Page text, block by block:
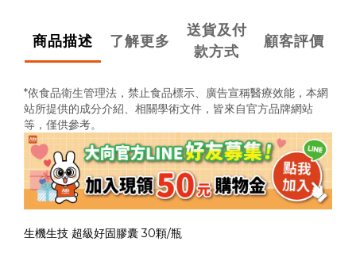
商品描述 了解更多
送貨及付
款方式
顧客評價
*依食品衛生管理法，禁止食品標示、廣告宣稱醫療效能， 本網
站所提供的成分介紹、相關學術文件， 皆來自官方品牌網站
等，僅供參考。
生機生技 超級好固膠囊 30顆/瓶